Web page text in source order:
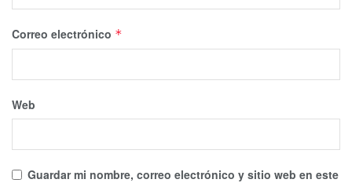
Correo electrónico *
Web
Guardar mi nombre, correo electrónico y sitio web en este